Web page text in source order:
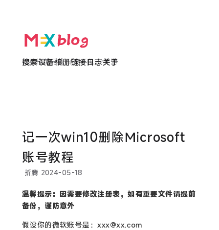
欲买桂花同载酒 终不似 少年游
搜索设备相册链接日志关于
记一次win10删除Microsoft
账号教程
折腾 2024-05-18
温馨提示：因需要修改注册表，如有重要文件请提前
备份，谨防意外
假设你的微软账号是：xxx@xx.com